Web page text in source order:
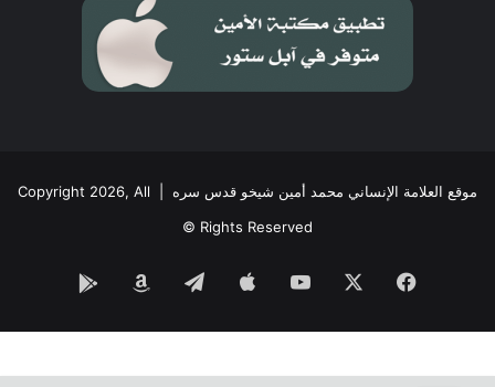
موقع العلامة الإنساني محمد أمين شيخو قدس سره
| Copyright 2026, All
Rights Reserved ©
فيسبوك ‫YouTube تيلقرام Amazon
Play